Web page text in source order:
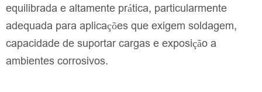
equilibrada e altamente prática, particularmente
adequada para aplicações que exigem soldagem,
capacidade de suportar cargas e exposição a
ambientes corrosivos.